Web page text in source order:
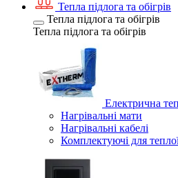
Тепла підлога та обігрів
Тепла підлога та обігрів
Тепла підлога та обігрів
Електрична
Нагрівальні мати
Нагрівальні кабелі
Комплектуючі для